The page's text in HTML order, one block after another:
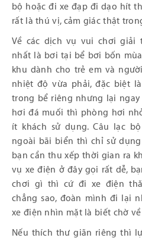
bộ hoặc đi xe đạp đi dạo hít
rất là thú vị, cảm giác thật
Về các dịch vụ vui chơi giải
nhất là bơi tại bể bơi bốn
khu dành cho trẻ em và
nhiệt độ vừa phải, đặc biệt
trong bể riêng nhưng lại ngay
hơi đá muối thì phòng hơi
ít khách sử dụng. Câu lạc
ngoài bãi biển thì chỉ sử
bạn cần thu xếp thời gian ra
vụ xe điện ở đây gọi rất dễ,
chơi gì thì cứ đi xe điện
chẳng sao, đoàn mình đi lại
xe điện nhìn mặt là biết chờ
Nếu thích thư giãn riêng thì